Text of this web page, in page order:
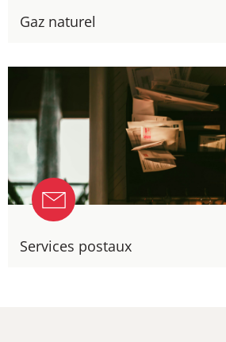
Gaz naturel
Services postaux